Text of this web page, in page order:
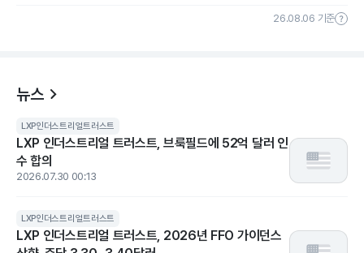
26.08.06 기준
뉴스
LXP인더스트리얼트러스트
LXP 인더스트리얼 트러스트, 브룩필드에 52억 달러 인
수 합의
2026.07.30 00:13
LXP인더스트리얼트러스트
LXP 인더스트리얼 트러스트, 2026년 FFO 가이던스